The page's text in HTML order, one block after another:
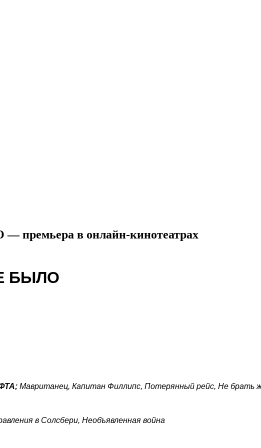
в онлайн-кинотеатрах
БЫЛО
Мавританец, Капитан Филлипс, Потерянный рейс, Не брать
в Солсбери, Необъявленная война